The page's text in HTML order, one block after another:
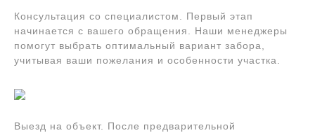
Консультация со специалистом. Первый этап
начинается с вашего обращения. Наши менеджеры
помогут выбрать оптимальный вариант забора,
учитывая ваши пожелания и особенности участка.
Выезд на объект. После предварительной